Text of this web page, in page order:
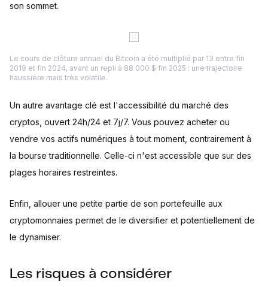
son sommet.
Le cours de clôture annuel du Bitcoin a été multiplié par 13 entre fin
2019 et fin 2024, avant un repli à 88 000 $ fin 2025 : une trajectoire
haussière mais très volatile.
Un autre avantage clé est l'accessibilité du marché des
cryptos, ouvert 24h/24 et 7j/7. Vous pouvez acheter ou
vendre vos actifs numériques à tout moment, contrairement à
la bourse traditionnelle. Celle-ci n'est accessible que sur des
plages horaires restreintes.
Enfin, allouer une petite partie de son portefeuille aux
cryptomonnaies permet de le diversifier et potentiellement de
le dynamiser.
Les risques à considérer